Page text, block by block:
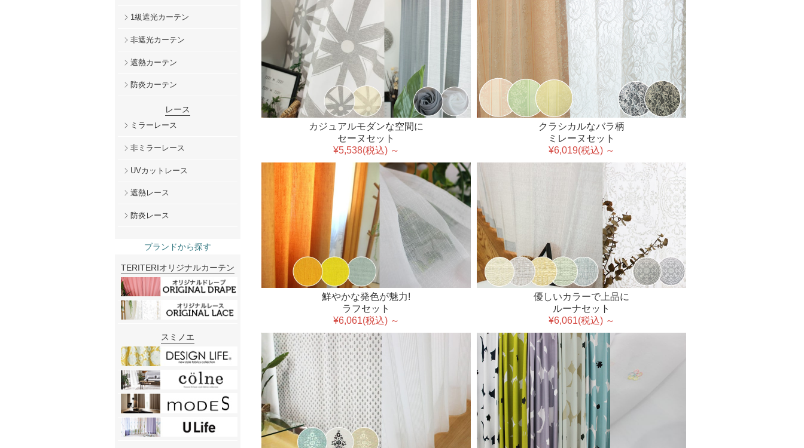
カジュアルモダンな空間に
セーヌセット
¥5,538(税込) ～
クラシカルなバラ柄
ミレーヌセット
¥6,019(税込) ～
鮮やかな発色が魅力!
ラフセット
¥6,061(税込) ～
優しいカラーで上品に
ルーナセット
¥6,061(税込) ～
1級遮光カーテン
非遮光カーテン
遮熱カーテン
防炎カーテン
レース
ミラーレース
非ミラーレース
UVカットレース
遮熱レース
防炎レース
ブランドから探す
TERITERIオリジナルカーテン
スミノエ